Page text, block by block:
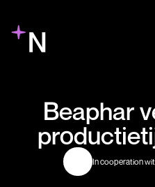
Beaphar
In cooperation